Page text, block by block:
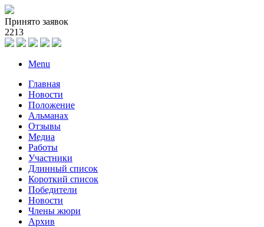
Принято заявок
2213
Menu
Главная
Новости
Положение
Альманах
Отзывы
Медиа
Работы
Участники
Длинный список
Короткий список
Победители
Новости
Члены жюри
Архив